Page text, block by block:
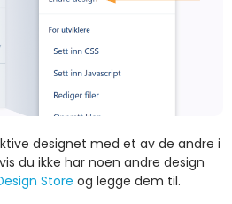
designet med et av de andre i
du ikke har noen andre design
Store og legge dem til.